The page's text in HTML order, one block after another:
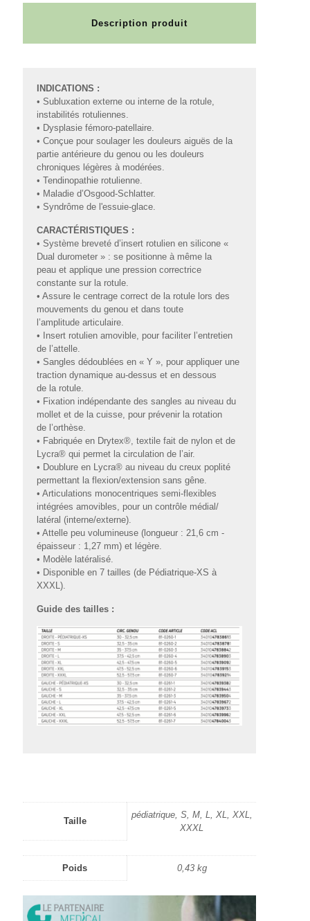
Description produit
INDICATIONS :
• Subluxation externe ou interne de la rotule,
instabilités rotuliennes.
• Dysplasie fémoro-patellaire.
• Conçue pour soulager les douleurs aiguës de la
partie antérieure du genou ou les douleurs
chroniques légères à modérées.
• Tendinopathie rotulienne.
• Maladie d’Osgood-Schlatter.
• Syndrôme de l'essuie-glace.
CARACTÉRISTIQUES :
• Système breveté d’insert rotulien en silicone «
Dual durometer » : se positionne à même la
peau et applique une pression correctrice
constante sur la rotule.
• Assure le centrage correct de la rotule lors des
mouvements du genou et dans toute
l’amplitude articulaire.
• Insert rotulien amovible, pour faciliter l’entretien
de l’attelle.
• Sangles dédoublées en « Y », pour appliquer une
traction dynamique au-dessus et en dessous
de la rotule.
• Fixation indépendante des sangles au niveau du
mollet et de la cuisse, pour prévenir la rotation
de l’orthèse.
• Fabriquée en Drytex®, textile fait de nylon et de
Lycra® qui permet la circulation de l’air.
• Doublure en Lycra® au niveau du creux poplité
permettant la flexion/extension sans gêne.
• Articulations monocentriques semi-flexibles
intégrées amovibles, pour un contrôle médial/
latéral (interne/externe).
• Attelle peu volumineuse (longueur : 21,6 cm -
épaisseur : 1,27 mm) et légère.
• Modèle latéralisé.
• Disponible en 7 tailles (de Pédiatrique-XS à
XXXL).
Guide des tailles :
Taille
pédiatrique, S, M, L, XL, XXL,
XXXL
Poids 0,43 kg